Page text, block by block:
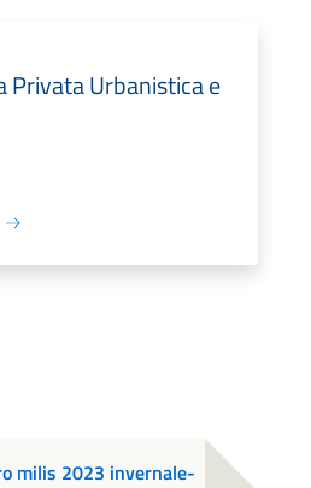
Privata Urbanistica e
milis 2023 invernale-